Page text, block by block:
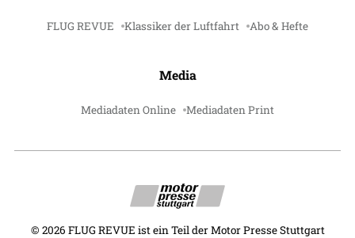
FLUG REVUE Klassiker der Luftfahrt Abo & Hefte
Media
Mediadaten Online Mediadaten Print
© 2026 FLUG REVUE ist ein Teil der Motor Presse Stuttgart